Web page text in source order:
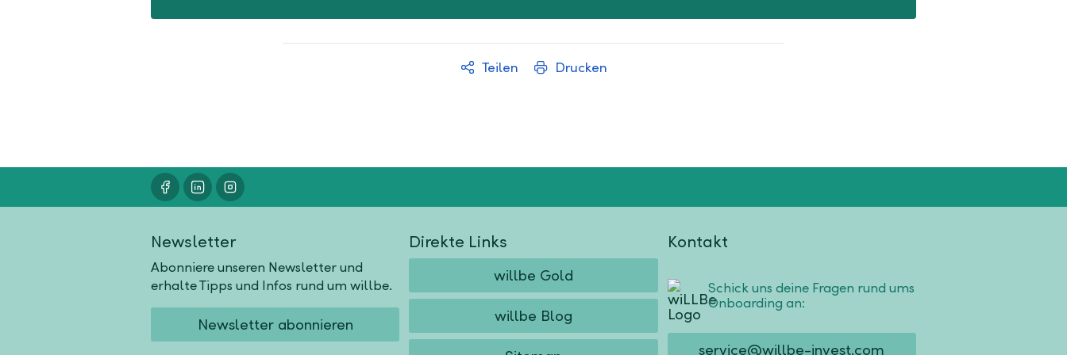
Teilen Drucken
Newsletter
Abonniere unseren Newsletter und
erhalte Tipps und Infos rund um willbe.
Newsletter abonnieren
Kontakt
Schick uns deine Fragen rund ums
Onboarding an:
service@willbe-invest.com
Direkte Links
willbe Gold
willbe Blog